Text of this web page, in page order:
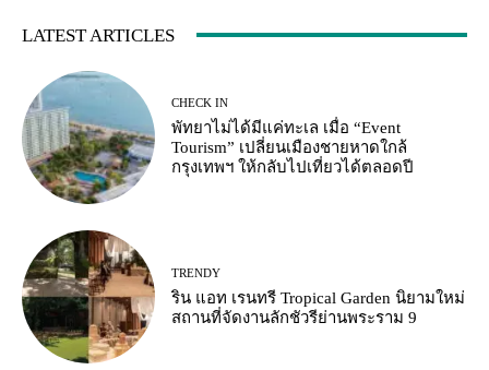
LATEST ARTICLES
CHECK IN
พัทยาไม่ได้มีแค่ทะเล เมื่อ “Event
Tourism” เปลี่ยนเมืองชายหาดใกล้
กรุงเทพฯ ให้กลับไปเที่ยวได้ตลอดปี
TRENDY
ริน แอท เรนทรี Tropical Garden นิยามใหม่
สถานที่จัดงานลักชัวรีย่านพระราม 9